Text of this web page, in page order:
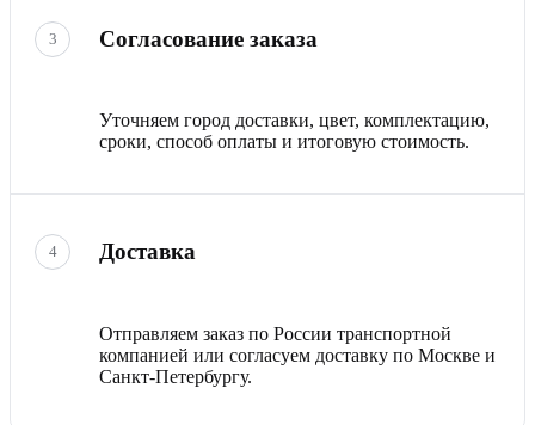
3 Согласование заказа
Уточняем город доставки, цвет, комплектацию,
сроки, способ оплаты и итоговую стоимость.
4 Доставка
Отправляем заказ по России транспортной
компанией или согласуем доставку по Москве и
Санкт-Петербургу.